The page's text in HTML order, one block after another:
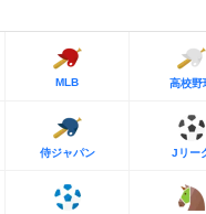
MLB 高校野
侍ジャパン Jリー